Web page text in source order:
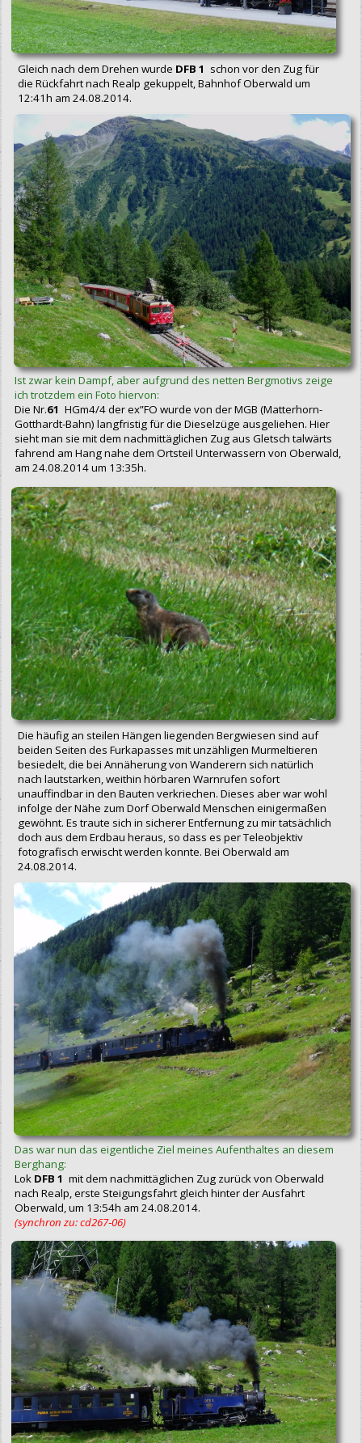
Gleich nach dem Drehen wurde DFB 1 schon vor den Zug für
die Rückfahrt nach Realp gekuppelt, Bahnhof Oberwald um
12:41h am 24.08.2014.
Ist zwar kein Dampf, aber aufgrund des netten Bergmotivs zeige
ich trotzdem ein Foto hiervon:
Die Nr.61 HGm4/4 der ex”FO wurde von der MGB (Matterhorn-
Gotthardt-Bahn) langfristig für die Dieselzüge ausgeliehen. Hier
sieht man sie mit dem nachmittäglichen Zug aus Gletsch talwärts
fahrend am Hang nahe dem Ortsteil Unterwassern von Oberwald,
am 24.08.2014 um 13:35h.
Die häufig an steilen Hängen liegenden Bergwiesen sind auf
beiden Seiten des Furkapasses mit unzähligen Murmeltieren
besiedelt, die bei Annäherung von Wanderern sich natürlich
nach lautstarken, weithin hörbaren Warnrufen sofort
unauffindbar in den Bauten verkriechen. Dieses aber war wohl
infolge der Nähe zum Dorf Oberwald Menschen einigermaßen
gewöhnt. Es traute sich in sicherer Entfernung zu mir tatsächlich
doch aus dem Erdbau heraus, so dass es per Teleobjektiv
fotografisch erwischt werden konnte. Bei Oberwald am
24.08.2014.
Das war nun das eigentliche Ziel meines Aufenthaltes an diesem
Berghang:
Lok DFB 1 mit dem nachmittäglichen Zug zurück von Oberwald
nach Realp, erste Steigungsfahrt gleich hinter der Ausfahrt
Oberwald, um 13:54h am 24.08.2014.
(synchron zu: cd267‑06)